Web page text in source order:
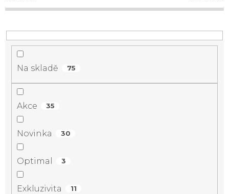
Na skladě 75
Akce 35
Novinka 30
Optimal 3
Exkluzivita 11